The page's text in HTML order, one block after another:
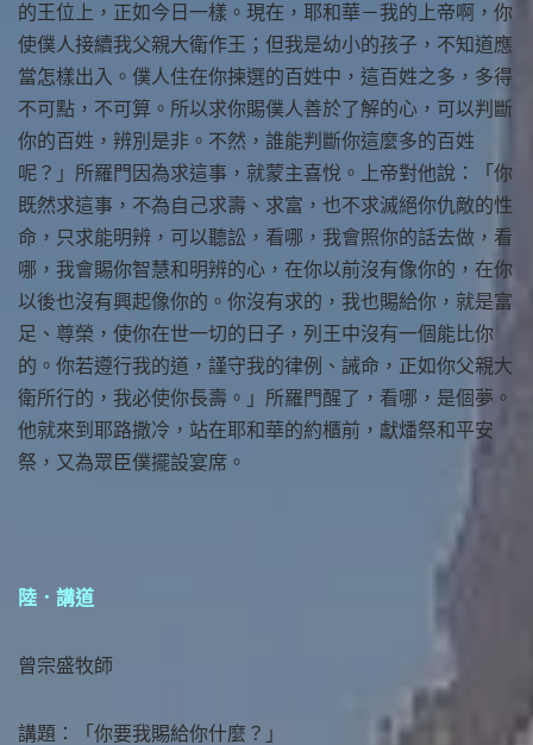
的王位上，正如今日一樣。現在，耶和華－我的上帝啊，你
使僕人接續我父親大衛作王；但我是幼小的孩子，不知道應
當怎樣出入。僕人住在你揀選的百姓中，這百姓之多，多得
不可點，不可算。所以求你賜僕人善於了解的心，可以判斷
你的百姓，辨別是非。不然，誰能判斷你這麼多的百姓
呢？」所羅門因為求這事，就蒙主喜悅。上帝對他說：「你
既然求這事，不為自己求壽、求富，也不求滅絕你仇敵的性
命，只求能明辨，可以聽訟，看哪，我會照你的話去做，看
哪，我會賜你智慧和明辨的心，在你以前沒有像你的，在你
以後也沒有興起像你的。你沒有求的，我也賜給你，就是富
足、尊榮，使你在世一切的日子，列王中沒有一個能比你
的。你若遵行我的道，謹守我的律例、誡命，正如你父親大
衛所行的，我必使你長壽。」所羅門醒了，看哪，是個夢。
他就來到耶路撒冷，站在耶和華的約櫃前，獻燔祭和平安
祭，又為眾臣僕擺設宴席。
陸．講道
曾宗盛牧師
講題：「你要我賜給你什麼？」